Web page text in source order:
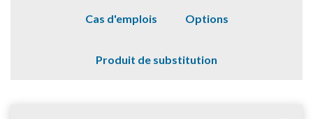
Cas d'emplois Options
Produit de substitution